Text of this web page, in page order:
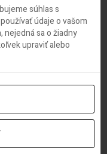
plavby
v
2020
súhlas s
údaje o vašom
nejedná sa o žiadny
upraviť alebo